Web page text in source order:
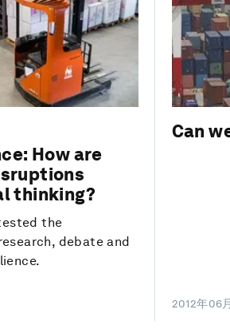
How are
thinking?
the
debate and
Can
2012年06